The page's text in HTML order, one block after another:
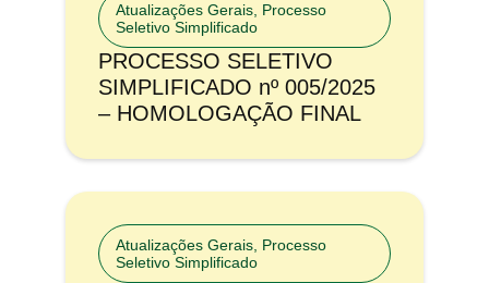
Atualizações Gerais Processo
Seletivo Simplificado
PROCESSO SELETIVO
SIMPLIFICADO nº 005/2025
– HOMOLOGAÇÃO FINAL
Atualizações Gerais Processo
Seletivo Simplificado